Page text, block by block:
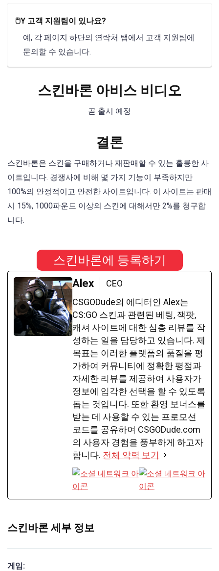
🖱️Y 고객 지원팀이 있나요?
예, 각 페이지 하단의 연락처 탭에서 고객 지원팀에
문의할 수 있습니다.
스킨바론 아비스 비디오
곧 출시 예정
결론
스킨바론은 스킨을 구매하거나 재판매할 수 있는 훌륭한 사
이트입니다. 경쟁사에 비해 몇 가지 기능이 부족하지만
100%의 안정적이고 안전한 사이트입니다. 이 사이트는 판매
시 15%, 1000파운드 이상의 스킨에 대해서만 2%를 청구합
니다.
스킨바론에 등록하기
Alex
CEO
CSGODude의 에디터인 Alex는
CS:GO 스킨과 관련된 베팅, 잭팟,
캐셔 사이트에 대한 심층 리뷰를 작
성하는 일을 담당하고 있습니다. 제
목표는 이러한 플랫폼의 품질을 평
가하여 커뮤니티에 정확한 평점과
자세한 리뷰를 제공하여 사용자가
정보에 입각한 선택을 할 수 있도록
돕는 것입니다. 또한 환영 보너스를
받는 데 사용할 수 있는 프로모션
코드를 공유하여 CSGODude.com
의 사용자 경험을 풍부하게 하고자
합니다. 전체 약력 보기
스킨바론 세부 정보
게임: